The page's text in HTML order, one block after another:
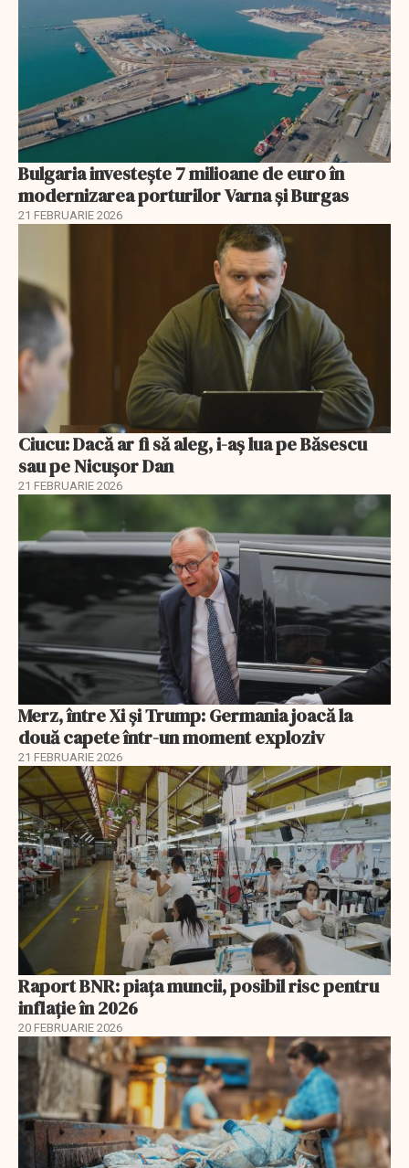
Bulgaria investește 7 milioane de euro în
modernizarea porturilor Varna și Burgas
21 FEBRUARIE 2026
Ciucu: Dacă ar fi să aleg, i-aș lua pe Băsescu
sau pe Nicușor Dan
21 FEBRUARIE 2026
Merz, între Xi și Trump: Germania joacă la
două capete într-un moment exploziv
21 FEBRUARIE 2026
Raport BNR: piața muncii, posibil risc pentru
inflație în 2026
20 FEBRUARIE 2026